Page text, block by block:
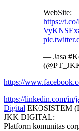
WebSite:
https://
VyKNSEx
— Jasa
https://
https://linkedin.com/in/
Digital EKOSISTEM
JKK DIGITAL:
Platform komunitas